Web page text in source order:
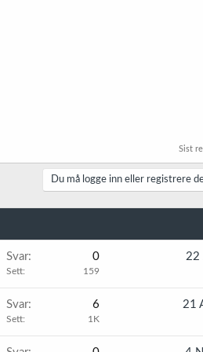
Sist
Du må logge inn eller registrere
Svar 0
Sett 159
22
Svar 6
Sett 1K
21